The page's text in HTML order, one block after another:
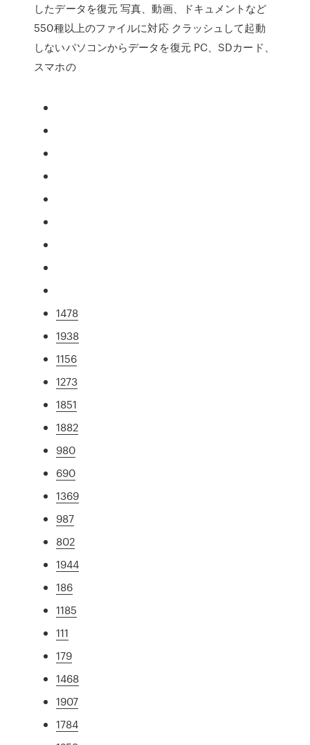
したデータを復元 写真、動画、ドキュメントなど
550種以上のファイルに対応 クラッシュして起動
しないパソコンからデータを復元 PC、SDカード、
スマホの
1478
1938
1156
1273
1851
1882
980
690
1369
987
802
1944
186
1185
111
179
1468
1907
1784